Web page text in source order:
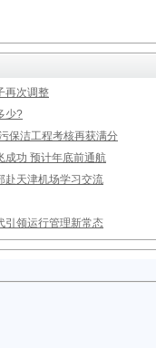
再次调整
少?
保洁工程考核再获满分
成功 预计年底前通航
赴天津机场学习交流
引领运行管理新常态